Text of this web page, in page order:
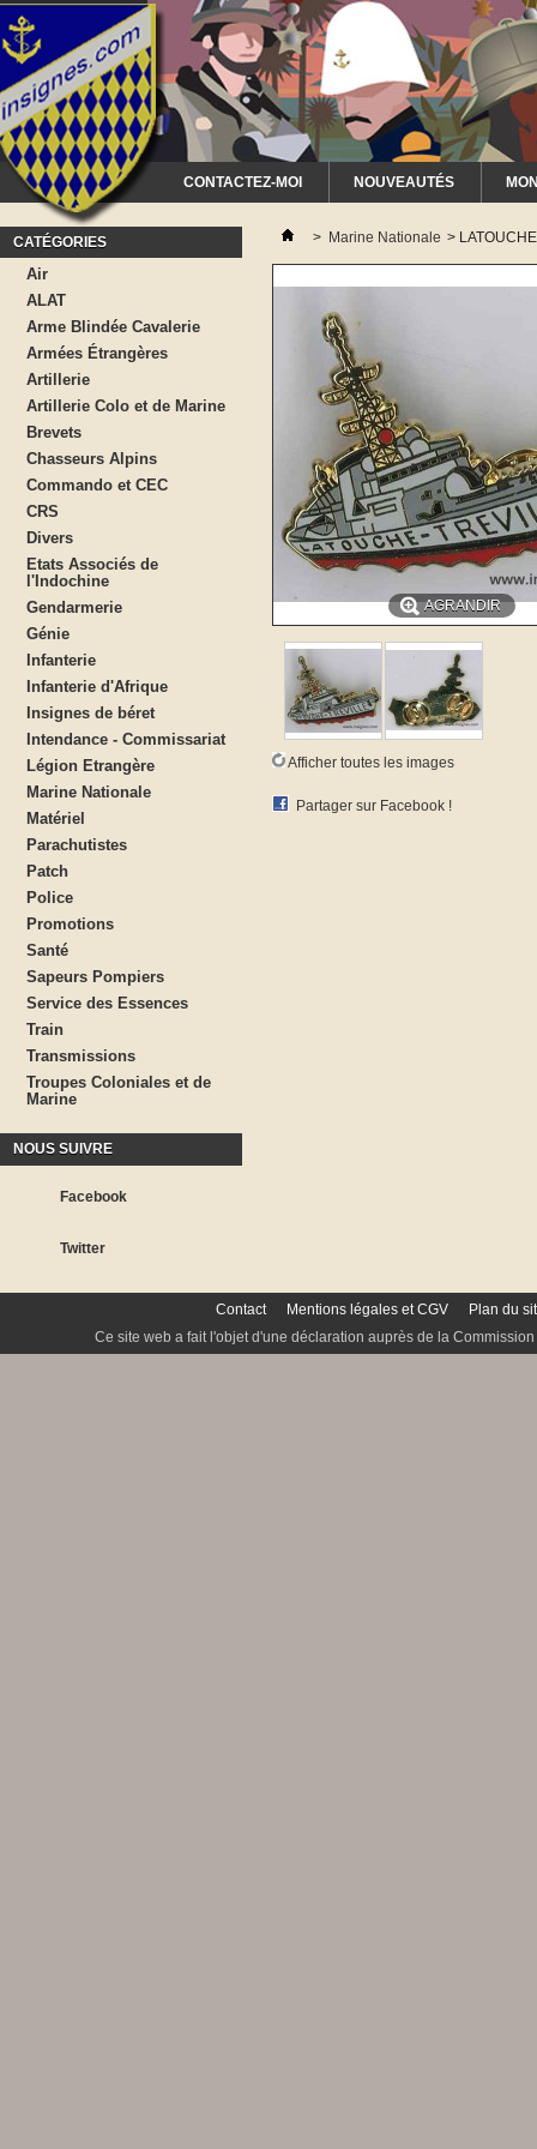
CONTACTEZ-MOI NOUVEAUTÉS
CATÉGORIES
Air
ALAT
Arme Blindée Cavalerie
Armées Étrangères
Artillerie
Artillerie Colo et de Marine
Brevets
Chasseurs Alpins
Commando et CEC
CRS
Divers
Etats Associés de
l'Indochine
Gendarmerie
Génie
Infanterie
Infanterie d'Afrique
Insignes de béret
Intendance - Commissariat
Légion Etrangère
Marine Nationale
Matériel
Parachutistes
Patch
Police
Promotions
Santé
Sapeurs Pompiers
Service des Essences
Train
Transmissions
Troupes Coloniales et de
Marine
NOUS SUIVRE
Facebook
Twitter
> Marine Nationale >
AGRANDIR
Afficher toutes les images
Partager sur Facebook !
Contact Mentions légales et CGV
Plan du
Ce site web a fait l'objet d'une déclaration auprès de la